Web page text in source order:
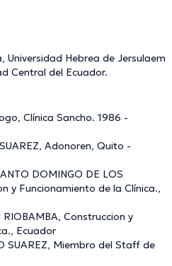
Hebrea de Jersulaem
Central del Ecuador.
Clínica Sancho. 1986 -
Adonoren, Quito -
DOMINGO DE LOS
y Funcionamiento de la Clínica.,
Construccion y
Ecuador
SUAREZ, Miembro del Staff de